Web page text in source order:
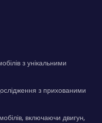
з унікальними
з прихованими
включаючи двигун,